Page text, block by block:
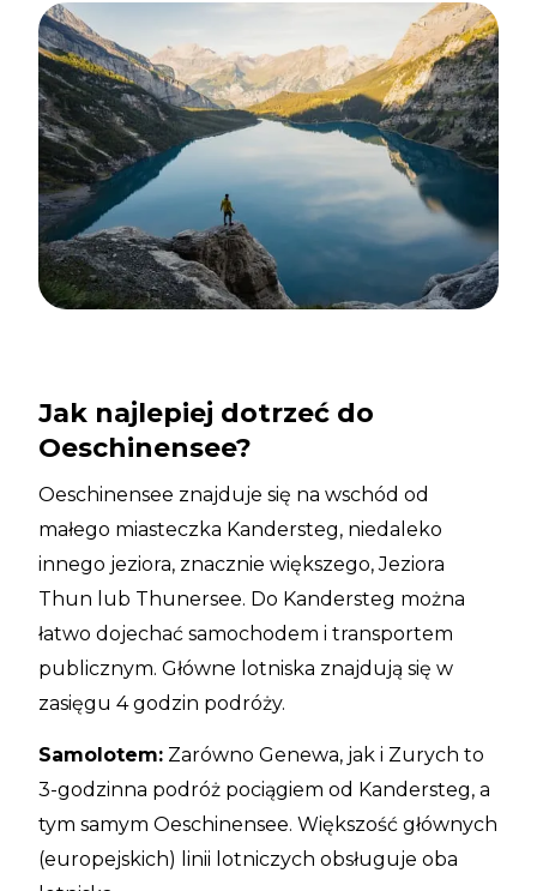
Jak najlepiej dotrzeć do
Oeschinensee?
Oeschinensee znajduje się na wschód od
małego miasteczka Kandersteg, niedaleko
innego jeziora, znacznie większego, Jeziora
Thun lub Thunersee. Do Kandersteg można
łatwo dojechać samochodem i transportem
publicznym. Główne lotniska znajdują się w
zasięgu 4 godzin podróży.
Samolotem: Zarówno Genewa, jak i Zurych to
3-godzinna podróż pociągiem od Kandersteg, a
tym samym Oeschinensee. Większość głównych
(europejskich) linii lotniczych obsługuje oba